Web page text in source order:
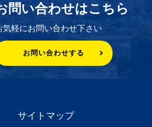
問い合わせはこちら
気軽にお問い合わせ下さい
お問い合わせする
サイトマップ